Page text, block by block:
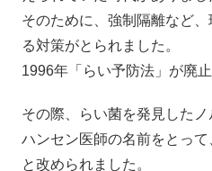
そのために、強制隔離など
る対策がとられました。
1996年「らい予防法」が廃止
その際、らい菌を発見した
ハンセン医師の名前をとっ
と改められました。